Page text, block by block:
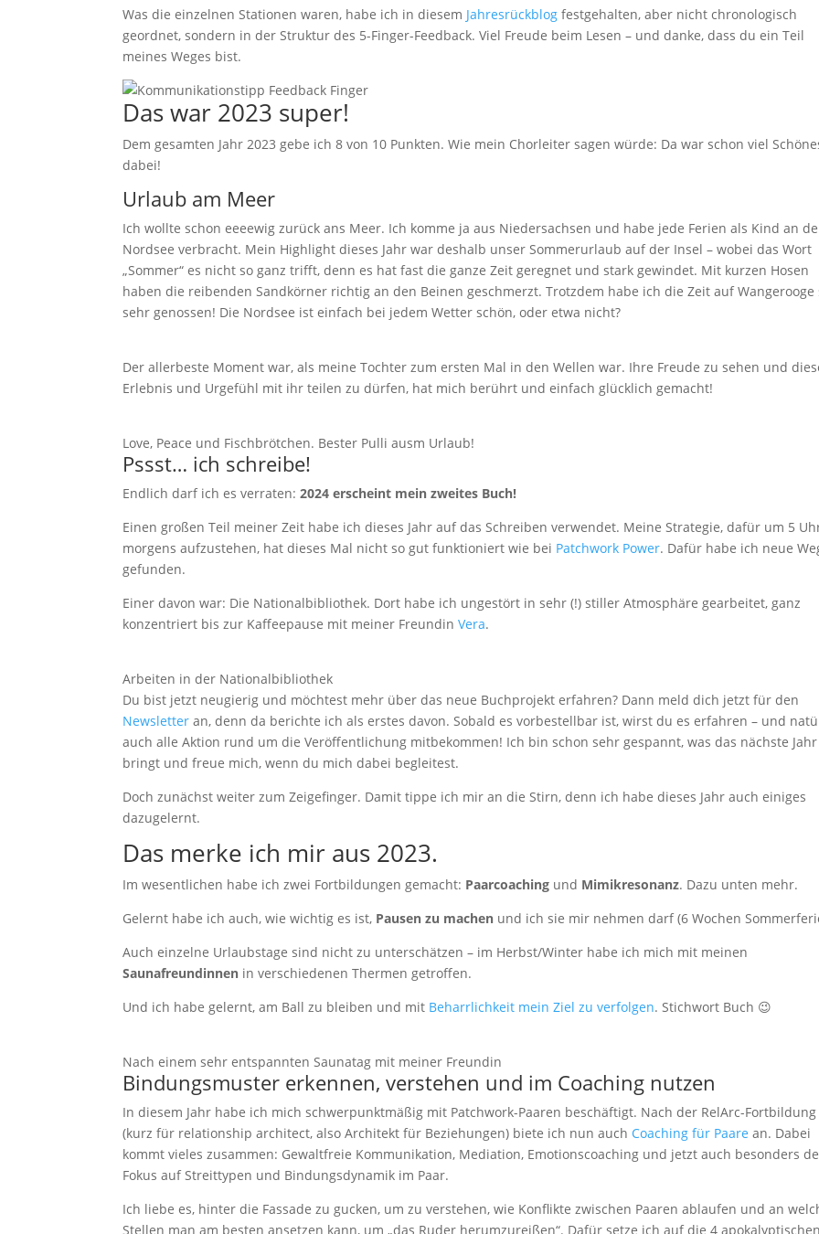
Was die einzelnen Stationen waren, habe ich in diesem Jahresrückblog festgehalten, aber nicht chronologisch
geordnet, sondern in der Struktur des 5-Finger-Feedback. Viel Freude beim Lesen – und danke, dass du ein Teil
meines Weges bist.
Das war 2023 super!
Dem gesamten Jahr 2023 gebe ich 8 von 10 Punkten. Wie mein Chorleiter sagen würde: Da war schon viel
dabei!
Urlaub am Meer
Ich wollte schon eeeewig zurück ans Meer. Ich komme ja aus Niedersachsen und habe jede Ferien als Kind an
Nordsee verbracht. Mein Highlight dieses Jahr war deshalb unser Sommerurlaub auf der Insel – wobei das Wort
„Sommer“ es nicht so ganz trifft, denn es hat fast die ganze Zeit geregnet und stark gewindet. Mit kurzen Hosen
haben die reibenden Sandkörner richtig an den Beinen geschmerzt. Trotzdem habe ich die Zeit auf Wangerooge
sehr genossen! Die Nordsee ist einfach bei jedem Wetter schön, oder etwa nicht?
Der allerbeste Moment war, als meine Tochter zum ersten Mal in den Wellen war. Ihre Freude zu sehen und
Erlebnis und Urgefühl mit ihr teilen zu dürfen, hat mich berührt und einfach glücklich gemacht!
Love, Peace und Fischbrötchen. Bester Pulli ausm Urlaub!
Pssst… ich schreibe!
Endlich darf ich es verraten:2024 erscheint mein zweites Buch!
Einen großen Teil meiner Zeit habe ich dieses Jahr auf das Schreiben verwendet. Meine Strategie, dafür um 5
morgens aufzustehen, hat dieses Mal nicht so gut funktioniert wie bei Patchwork Power. Dafür habe ich neue
gefunden.
Einer davon war: Die Nationalbibliothek. Dort habe ich ungestört in sehr (!) stiller Atmosphäre gearbeitet, ganz
konzentriert bis zur Kaffeepause mit meiner FreundinVera.
Arbeiten in der Nationalbibliothek
Du bist jetzt neugierig und möchtest mehr über das neue Buchprojekt erfahren? Dann meld dich jetzt für den
Newsletteran, denn da berichte ich als erstes davon. Sobald es vorbestellbar ist, wirst du es erfahren – und
auch alle Aktion rund um die Veröffentlichung mitbekommen! Ich bin schon sehr gespannt, was das nächste Jahr
bringt und freue mich, wenn du mich dabei begleitest.
Doch zunächst weiter zum Zeigefinger. Damit tippe ich mir an die Stirn, denn ich habe dieses Jahr auch einiges
dazugelernt.
Das merke ich mir aus 2023.
Im wesentlichen habe ich zwei Fortbildungen gemacht: Paarcoaching und Mimikresonanz. Dazu unten mehr.
Gelernt habe ich auch, wie wichtig es ist, Pausen zu machen und ich sie mir nehmen darf (6 Wochen
Auch einzelne Urlaubstage sind nicht zu unterschätzen – im Herbst/Winter habe ich mich mit meinen
Saunafreundinnen in verschiedenen Thermen getroffen.
Und ich habe gelernt, am Ball zu bleiben und mit Beharrlichkeit mein Ziel zu verfolgen. Stichwort Buch 😉
Nach einem sehr entspannten Saunatag mit meiner Freundin
Bindungsmuster erkennen, verstehen und im Coaching nutzen
In diesem Jahr habe ich mich schwerpunktmäßig mit Patchwork-Paaren beschäftigt. Nach der RelArc-Fortbildung
(kurz für relationship architect, also Architekt für Beziehungen) biete ich nun auch Coaching für Paare an. Dabei
kommt vieles zusammen: Gewaltfreie Kommunikation, Mediation, Emotionscoaching und jetzt auch besonders
Fokus auf Streittypen und Bindungsdynamik im Paar.
Ich liebe es, hinter die Fassade zu gucken, um zu verstehen, wie Konflikte zwischen Paaren ablaufen und an
Stellen man am besten ansetzen kann, um „das Ruder herumzureißen“. Dafür setze ich auf die 4 apokalyptischen